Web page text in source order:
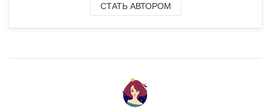
СТАТЬ АВТОРОМ